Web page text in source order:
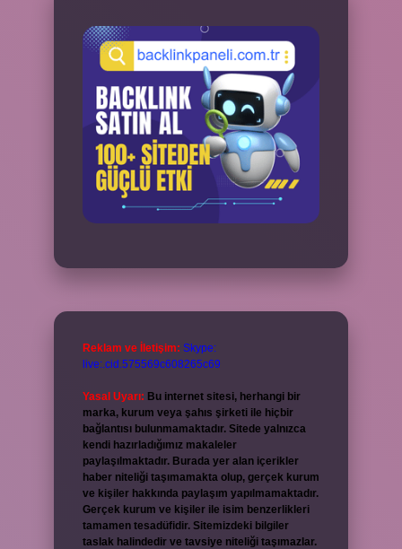
Reklam ve İletişim: Skype:
live:.cid.575569c608265c69
Yasal Uyarı: Bu internet sitesi, herhangi bir
marka, kurum veya şahıs şirketi ile hiçbir
bağlantısı bulunmamaktadır. Sitede yalnızca
kendi hazırladığımız makaleler
paylaşılmaktadır. Burada yer alan içerikler
haber niteliği taşımamakta olup, gerçek kurum
ve kişiler hakkında paylaşım yapılmamaktadır.
Gerçek kurum ve kişiler ile isim benzerlikleri
tamamen tesadüfidir. Sitemizdeki bilgiler
taslak halindedir ve tavsiye niteliği taşımazlar.